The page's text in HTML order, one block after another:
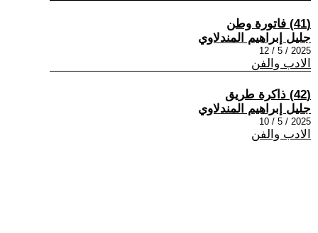
(41) فاتورة وطن
جليل إبراهيم المندلاوي
2025 / 5 / 12
الادب والفن
(42) ذاكرة طريق
جليل إبراهيم المندلاوي
2025 / 5 / 10
الادب والفن